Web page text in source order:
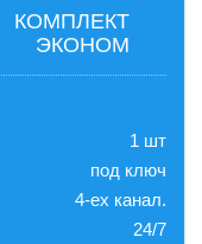
КОМПЛЕКТ
ЭКОНОМ
1 шт
под ключ
4-ех канал.
24/7